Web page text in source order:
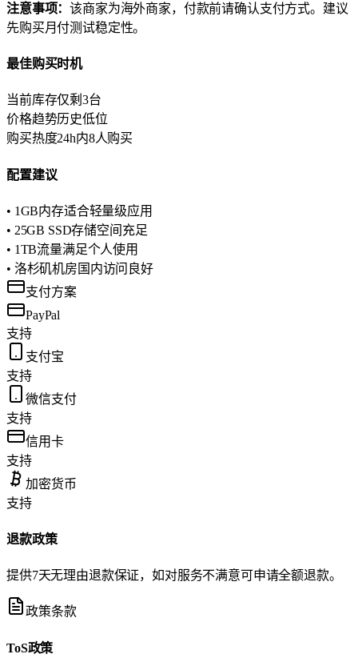
注意事项：该商家为海外商家，付款前请确认支付方式。建议
先购买月付测试稳定性。
最佳购买时机
当前库存仅剩3台
价格趋势历史低位
购买热度24h内8人购买
配置建议
• 1GB内存适合轻量级应用
• 25GB SSD存储空间充足
• 1TB流量满足个人使用
• 洛杉矶机房国内访问良好
支付方案
PayPal
支持
支付宝
支持
微信支付
支持
信用卡
支持
加密货币
支持
退款政策
提供7天无理由退款保证，如对服务不满意可申请全额退款。
政策条款
ToS政策